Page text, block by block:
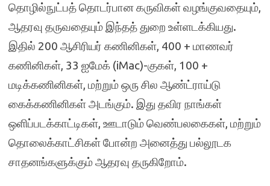
தொழில்நுட்பத் தொடர்பான கருவிகள் வழங்குவதையும்,
ஆதரவு தருவதையும் இந்தத் துறை உள்ளடக்கியது.
இதில் 200 ஆசிரியர் கணினிகள், 400 + மாணவர்
கணினிகள், 33 ஐமேக் (iMac)-குகள், 100 +
மடிக்கணினிகள், மற்றும் ஒரு சில ஆண்ட்ராய்டு
கைக்கணினிகள் அடங்கும். இது தவிர நாங்கள்
ஒளிப்படக்காட்டிகள், ஊடாடும் வெண்பலகைகள், மற்றும்
தொலைக்காட்சிகள் போன்ற அனைத்து பல்லூடக
சாதனங்களுக்கும் ஆதரவு தருகிறோம்.